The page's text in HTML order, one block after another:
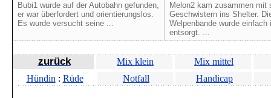
Bubi1 wurde auf der Autobahn gefunden,
er war überfordert und orientierungslos.
Es wurde versucht seine ...
Melon2 kam zusammen mit
Geschwistern ins Shelter.
Welpenbande wurde einfach
entsorgt. ...
zurück Mix klein
Mix mittel
Hündin : Rüde Notfall Handicap